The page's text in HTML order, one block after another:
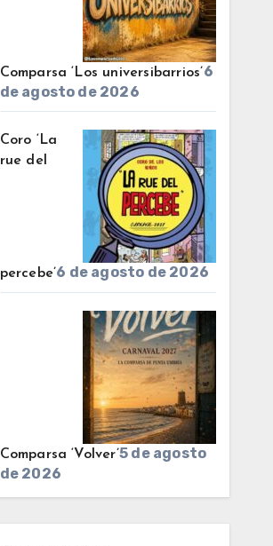
Comparsa ‘Los universibarrios’6
de agosto de 2026
Coro ‘La
rue del
percebe’6 de agosto de 2026
Comparsa ‘Volver’5 de agosto
de 2026